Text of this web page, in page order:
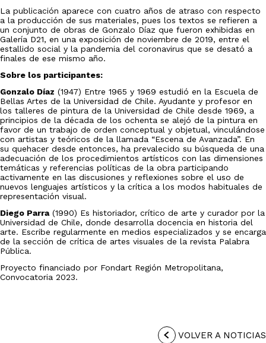
La publicación aparece con cuatro años de atraso con respecto
a la producción de sus materiales, pues los textos se refieren a
un conjunto de obras de Gonzalo Díaz que fueron exhibidas en
Galería D21, en una exposición de noviembre de 2019, entre el
estallido social y la pandemia del coronavirus que se desató a
finales de ese mismo año.
Sobre los participantes:
Gonzalo Díaz (1947) Entre 1965 y 1969 estudió en la Escuela de
Bellas Artes de la Universidad de Chile. Ayudante y profesor en
los talleres de pintura de la Universidad de Chile desde 1969, a
principios de la década de los ochenta se alejó de la pintura en
favor de un trabajo de orden conceptual y objetual, vinculándose
con artistas y teóricos de la llamada “Escena de Avanzada”. En
su quehacer desde entonces, ha prevalecido su búsqueda de una
adecuación de los procedimientos artísticos con las dimensiones
temáticas y referencias políticas de la obra participando
activamente en las discusiones y reflexiones sobre el uso de
nuevos lenguajes artísticos y la crítica a los modos habituales de
representación visual.
Diego Parra(1990) Es historiador, crítico de arte y curador por la
Universidad de Chile, donde desarrolla docencia en historia del
arte. Escribe regularmente en medios especializados y se encarga
de la sección de crítica de artes visuales de la revista Palabra
Pública.
Proyecto financiado por Fondart Región Metropolitana,
Convocatoria 2023.
VOLVER A NOTICIAS